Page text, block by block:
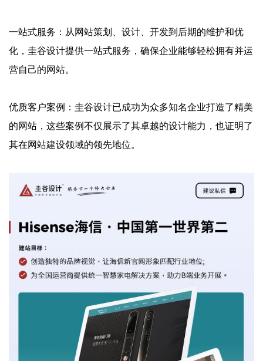
‌一站式服务‌：从网站策划、设计、开发到后期的维护和优
化，圭谷设计提供一站式服务，确保企业能够轻松拥有并运
营自己的网站。
‌优质客户案例‌：圭谷设计已成功为众多知名企业打造了精美
的网站，这些案例不仅展示了其卓越的设计能力，也证明了
其在网站建设领域的领先地位。